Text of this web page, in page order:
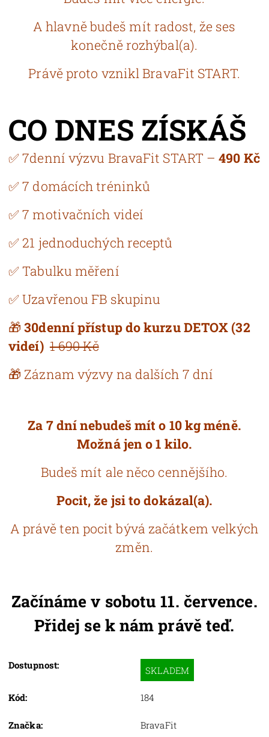
A hlavně budeš mít radost, že ses
konečně rozhýbal(a).
Právě proto vznikl BravaFit START.
CO DNES ZÍSKÁŠ
✅ 7denní výzvu BravaFit START –490 Kč
✅ 7 domácích tréninků
✅ 7 motivačních videí
✅ 21 jednoduchých receptů
✅ Tabulku měření
✅ Uzavřenou FB skupinu
🎁30denní přístup do kurzu DETOX (32
videí) 1 690 Kč
🎁 Záznam výzvy na dalších 7 dní
Za 7 dní nebudeš mít o 10 kg méně.
Možná jen o 1 kilo.
Budeš mít ale něco cennějšího.
Pocit, že jsi to dokázal(a).
A právě ten pocit bývá začátkem velkých
změn.
Začínáme v sobotu 11. července.
Přidej se k nám právě teď.
Dostupnost: SKLADEM
Kód: 184
Značka: BravaFit